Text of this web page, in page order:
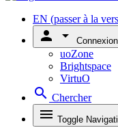
EN (passer à la
person arrow_drop_down Connexion
uoZone
Brightspace
VirtuO
search Chercher
menu Toggle